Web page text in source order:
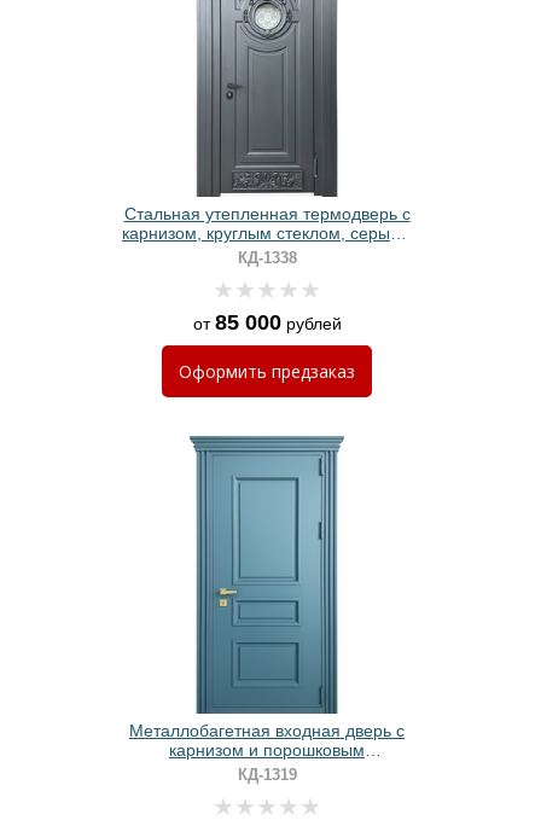
Стальная утепленная термодверь с
карнизом, круглым стеклом, серыми
панелями МДФ с резьбой
КД-1338
от85 000рублей
Оформить предзаказ
Металлобагетная входная дверь с
карнизом и порошковым
окрашиванием RAL 5009
КД-1319